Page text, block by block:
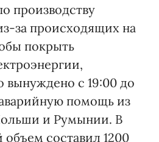
производству
за происходящих на
покрыть
вынуждено с 19:00 до
помощь из
и Румынии. В
объем составил 1200